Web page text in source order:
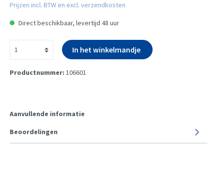
Prijzen incl. BTW en excl. verzendkosten
Direct beschikbaar, levertijd 48 uur
In het winkelmandje
Productnummer: 106601
Aanvullende informatie
Beoordelingen